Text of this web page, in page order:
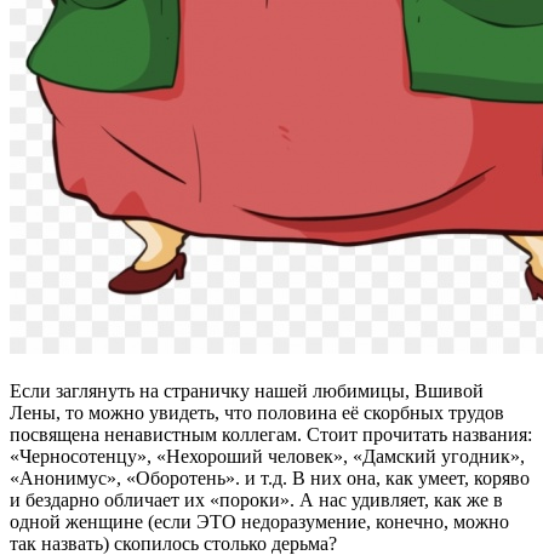
Если заглянуть на страничку нашей любимицы, Вшивой
Лены, то можно увидеть, что половина её скорбных трудов
посвящена ненавистным коллегам. Стоит прочитать названия:
«Черносотенцу», «Нехороший человек», «Дамский угодник»,
«Анонимус», «Оборотень». и т.д. В них она, как умеет, коряво
и бездарно обличает их «пороки». А нас удивляет, как же в
одной женщине (если ЭТО недоразумение, конечно, можно
так назвать) скопилось столько дерьма?